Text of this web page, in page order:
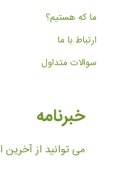
ما که هستیم؟
ارتباط با ما
سوالات متداول
خبرنامه
می توانید از آخرین